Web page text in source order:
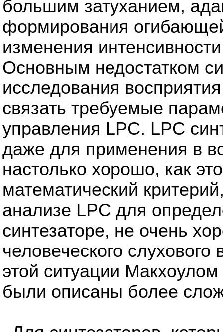
большим затуханием,
формирования
изменения
Основным недостатком
исследования
связать требуемые
управления LPC. LPC
даже для применения в
настолько хорошо, как
математический
анализе LPC для
синтезаторе, не очень
человеческого
этой ситуации
были описаны более